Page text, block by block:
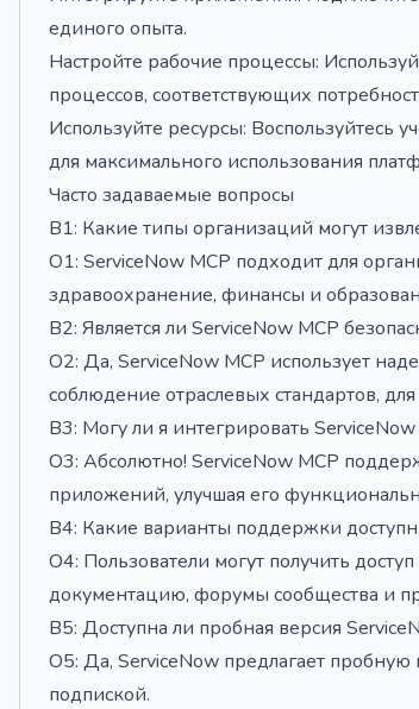
единого опыта.
Настройте рабочие процессы:
процессов, соответствующих
Используйте ресурсы:
для максимального использования
Часто задаваемые вопросы
В1: Какие типы организаций могут
О1: ServiceNow MCP подходит для
здравоохранение, финансы и
В2: Является ли ServiceNow MCP
О2: Да, ServiceNow MCP использует
соблюдение отраслевых стандартов,
В3: Могу ли я интегрировать
О3: Абсолютно! ServiceNow MCP
приложений, улучшая его
В4: Какие варианты поддержки
О4: Пользователи могут получить
документацию, форумы сообщества и
В5: Доступна ли пробная версия
О5: Да, ServiceNow предлагает
подпиской.